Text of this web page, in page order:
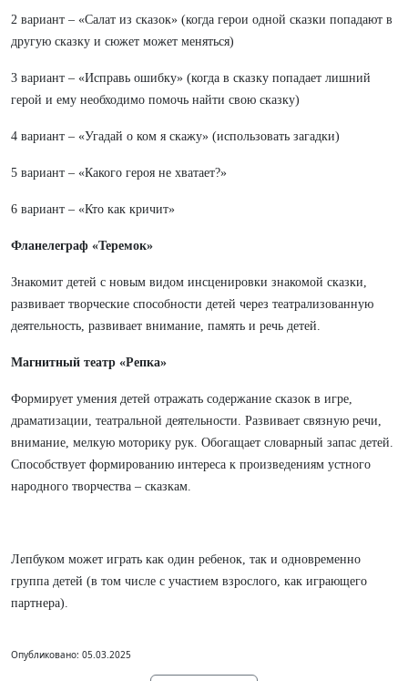
2 вариант – «Салат из сказок» (когда герои одной сказки попадают в
другую сказку и сюжет может меняться)
3 вариант – «Исправь ошибку» (когда в сказку попадает лишний
герой и ему необходимо помочь найти свою сказку)
4 вариант – «Угадай о ком я скажу» (использовать загадки)
5 вариант – «Какого героя не хватает?»
6 вариант – «Кто как кричит»
Фланелеграф «Теремок»
Знакомит детей с новым видом инсценировки знакомой сказки,
развивает творческие способности детей через театрализованную
деятельность, развивает внимание, память и речь детей.
Магнитный театр «Репка»
Формирует умения детей отражать содержание сказок в игре,
драматизации, театральной деятельности. Развивает связную речи,
внимание, мелкую моторику рук. Обогащает словарный запас детей.
Способствует формированию интереса к произведениям устного
народного творчества – сказкам.
Лепбуком может играть как один ребенок, так и одновременно
группа детей (в том числе с участием взрослого, как играющего
партнера).
Опубликовано: 05.03.2025